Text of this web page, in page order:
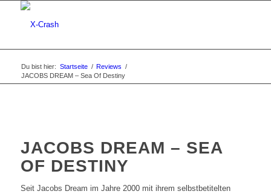
Du bist hier: Startseite / Reviews /
JACOBS DREAM – Sea Of Destiny
JACOBS DREAM – SEA
OF DESTINY
Seit Jacobs Dream im Jahre 2000 mit ihrem selbstbetitelten